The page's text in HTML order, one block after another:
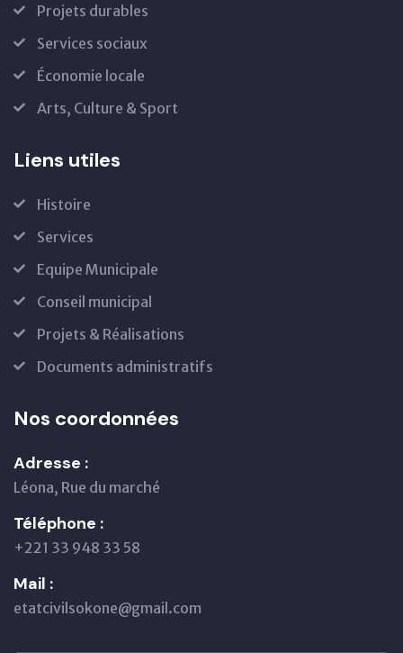
Projets durables
Services sociaux
Économie locale
Arts, Culture & Sport
Liens utiles
Histoire
Services
Equipe Municipale
Conseil municipal
Projets & Réalisations
Documents administratifs
Nos coordonnées
Adresse :
Léona, Rue du marché
Téléphone :
+221 33 948 33 58
Mail :
etatcivilsokone@gmail.com